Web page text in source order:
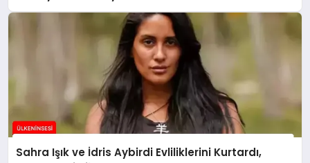
Sahra Işık ve İdris Aybirdi Evliliklerini Kurtardı,